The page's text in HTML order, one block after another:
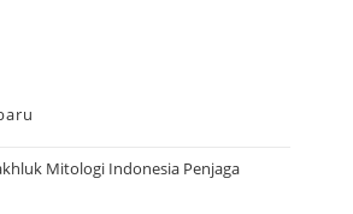
Mitologi Indonesia Penjaga